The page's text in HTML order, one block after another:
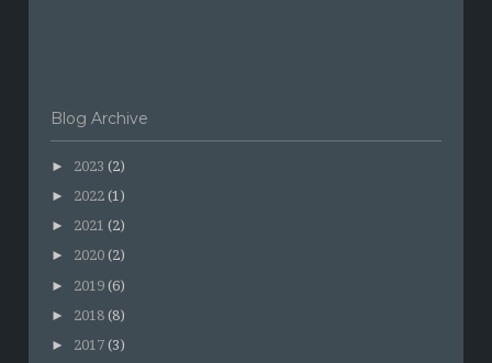
Blog Archive
► 2023 (2)
► 2022 (1)
► 2021 (2)
► 2020 (2)
► 2019 (6)
► 2018 (8)
► 2017 (3)